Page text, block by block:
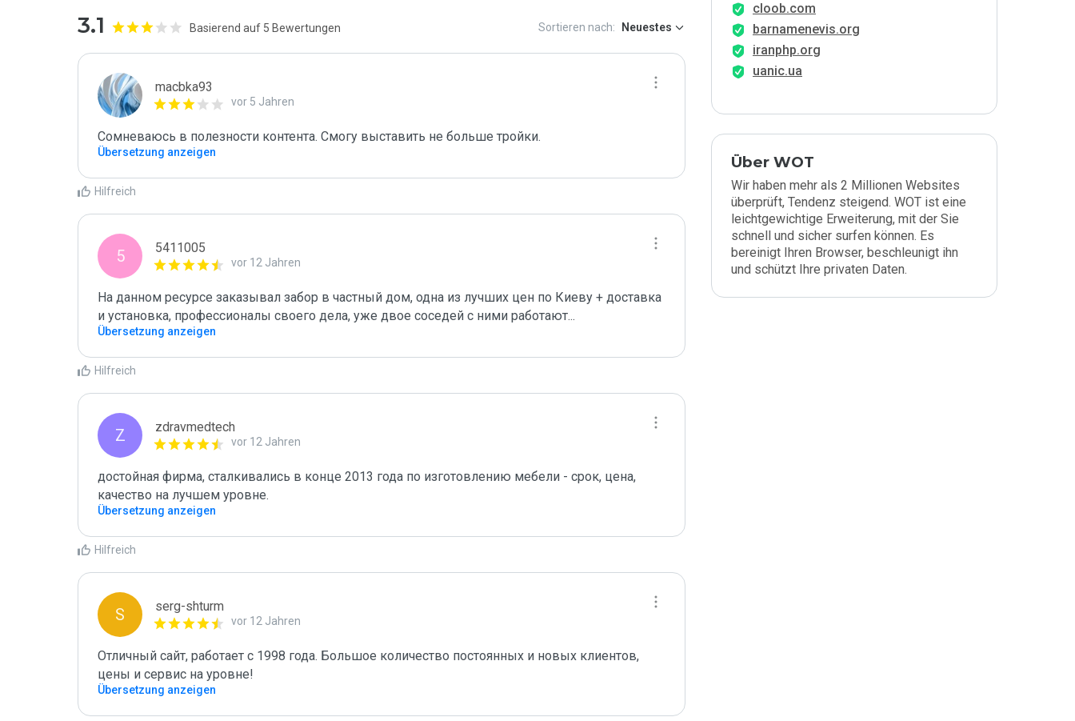
3.1 Basierend auf 5 Bewertungen Sortieren nach: Neuestes
macbka93
vor 5 Jahren
Сомневаюсь в полезности контента. Смогу выставить не больше тройки.
Übersetzung anzeigen
Hilfreich
5 5411005
vor 12 Jahren
На данном ресурсе заказывал забор в частный дом, одна из лучших цен по Киеву + доставка
и установка, профессионалы своего дела, уже двое соседей с ними работают...
Übersetzung anzeigen
Hilfreich
Z zdravmedtech
vor 12 Jahren
достойная фирма, сталкивались в конце 2013 года по изготовлению мебели - срок, цена,
качество на лучшем уровне.
Übersetzung anzeigen
Hilfreich
S serg-shturm
vor 12 Jahren
Отличный сайт, работает с 1998 года. Большое количество постоянных и новых клиентов,
цены и сервис на уровне!
Übersetzung anzeigen
cloob.com
barnamenevis.org
iranphp.org
uanic.ua
Über WOT
Wir haben mehr als 2 Millionen Websites
überprüft, Tendenz steigend. WOT ist eine
leichtgewichtige Erweiterung, mit der Sie
schnell und sicher surfen können. Es
bereinigt Ihren Browser, beschleunigt ihn
und schützt Ihre privaten Daten.